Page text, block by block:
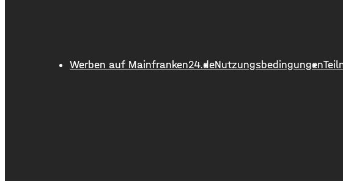
in Mainfranken ist keine
nur fürs Licht. Die
einfacher als ihr Ruf
Werben auf Mainfranken24.deNutzungsbedingungen